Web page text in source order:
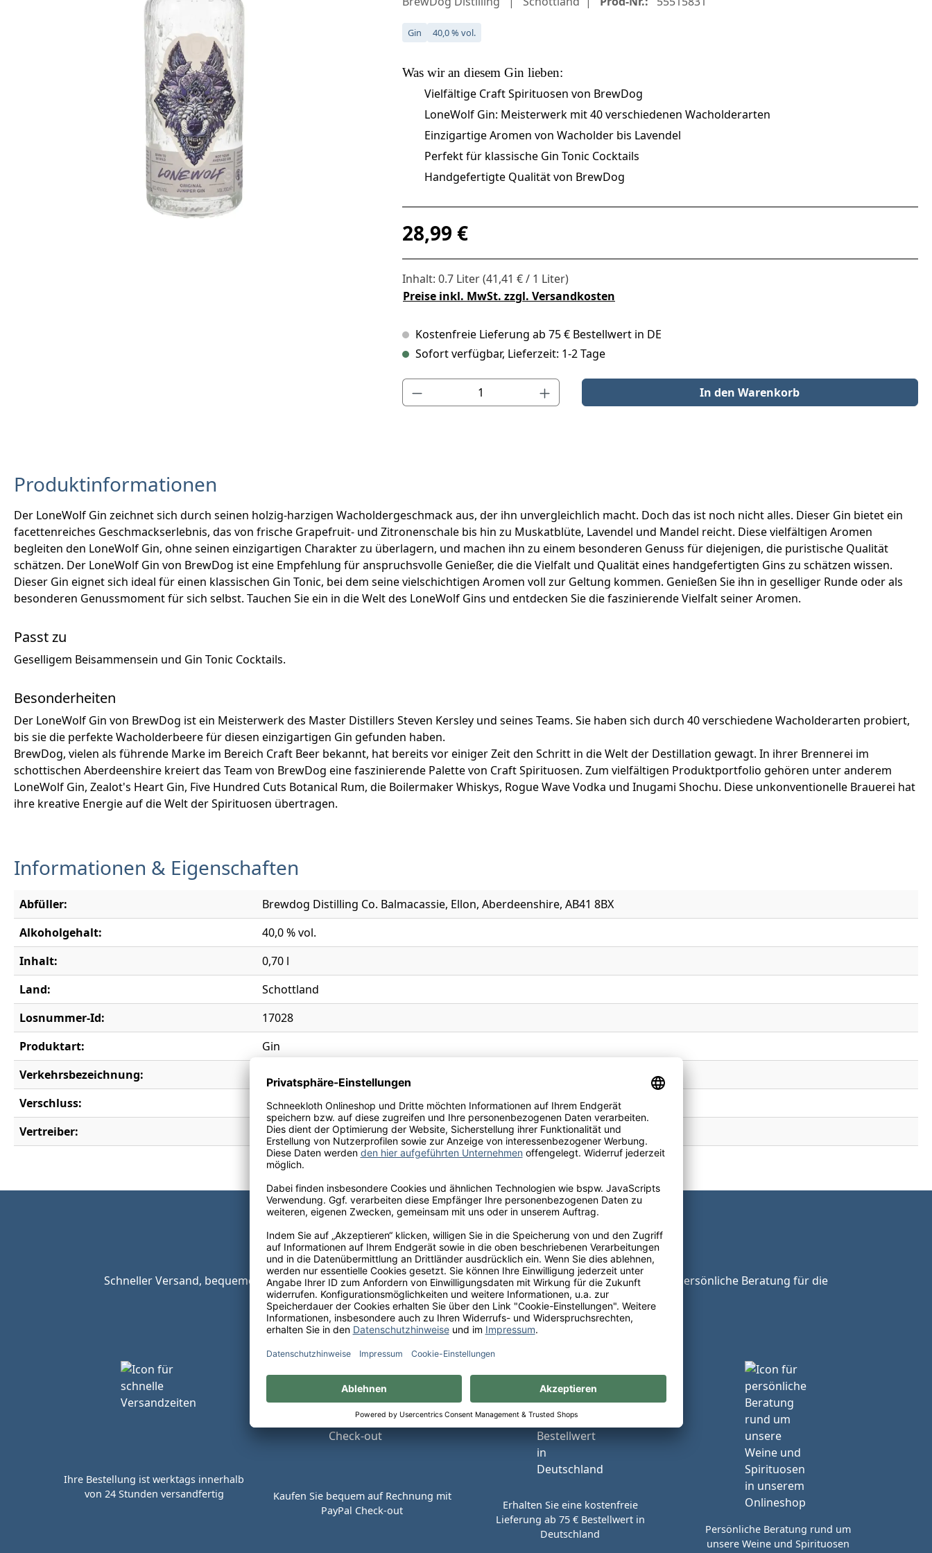
Gin 40,0 % vol.
Was wir an diesem Gin lieben:
Vielfältige Craft Spirituosen von BrewDog
LoneWolf Gin: Meisterwerk mit 40 verschiedenen Wacholderarten
Einzigartige Aromen von Wacholder bis Lavendel
Perfekt für klassische Gin Tonic Cocktails
Handgefertigte Qualität von BrewDog
Regulärer Preis:
28,99 €
Inhalt: 0.7 Liter(41,41 € / 1 Liter)
Preise inkl. MwSt. zzgl. Versandkosten
Kostenfreie Lieferung ab 75 € Bestellwert in DE
Sofort verfügbar, Lieferzeit: 1-2 Tage
Produkt Anzahl: Gib den gewünschten Wert ein oder benutze die Schaltflächen um die Anzahl zu erhöhen oder zu
In den Warenkorb
Produktinformationen
Der LoneWolf Gin zeichnet sich durch seinen holzig-harzigen Wacholdergeschmack aus, der ihn unvergleichlich macht. Doch das ist noch nicht alles. Dieser Gin bietet ein
facettenreiches Geschmackserlebnis, das von frische Grapefruit- und Zitronenschale bis hin zu Muskatblüte, Lavendel und Mandel reicht. Diese vielfältigen Aromen
begleiten den LoneWolf Gin, ohne seinen einzigartigen Charakter zu überlagern, und machen ihn zu einem besonderen Genuss für diejenigen, die puristische Qualität
schätzen. Der LoneWolf Gin von BrewDog ist eine Empfehlung für anspruchsvolle Genießer, die die Vielfalt und Qualität eines handgefertigten Gins zu schätzen wissen.
Dieser Gin eignet sich ideal für einen klassischen Gin Tonic, bei dem seine vielschichtigen Aromen voll zur Geltung kommen. Genießen Sie ihn in geselliger Runde oder als
besonderen Genussmoment für sich selbst. Tauchen Sie ein in die Welt des LoneWolf Gins und entdecken Sie die faszinierende Vielfalt seiner Aromen.
Passt zu
Geselligem Beisammensein und Gin Tonic Cocktails.
Besonderheiten
Der LoneWolf Gin von BrewDog ist ein Meisterwerk des Master Distillers Steven Kersley und seines Teams. Sie haben sich durch 40 verschiedene Wacholderarten probiert,
bis sie die perfekte Wacholderbeere für diesen einzigartigen Gin gefunden haben.
BrewDog, vielen als führende Marke im Bereich Craft Beer bekannt, hat bereits vor einiger Zeit den Schritt in die Welt der Destillation gewagt. In ihrer Brennerei im
schottischen Aberdeenshire kreiert das Team von BrewDog eine faszinierende Palette von Craft Spirituosen. Zum vielfältigen Produktportfolio gehören unter anderem
LoneWolf Gin, Zealot's Heart Gin, Five Hundred Cuts Botanical Rum, die Boilermaker Whiskys, Rogue Wave Vodka und Inugami Shochu. Diese unkonventionelle Brauerei hat
ihre kreative Energie auf die Welt der Spirituosen übertragen.
Informationen & Eigenschaften
Abfüller:
Brewdog Distilling Co. Balmacassie, Ellon, Aberdeenshire, AB41 8BX
Alkoholgehalt:
40,0 % vol.
Inhalt:
0,70 l
Land:
Schottland
Losnummer-Id:
17028
Produktart:
Gin
Verkehrsbezeichnung:
Born to be wild, Brewdog Lone Wolf Original Juniper Gin, Not your average gin
Verschluss:
Korken
Vertreiber:
FBO in the EU: Brewdog GmbH, Im Marienpark 23, 12107 Berlin
Ihre Schneekloth-Vorteile
Schneller Versand, bequeme Zahlungsoptionen, kostenfreie Lieferung innerhalb Deutschlands sowie unsere persönliche Beratung für die
perfekte Weinauswahl.
Ihre Bestellung ist werktags innerhalb
von 24 Stunden versandfertig
Kaufen Sie bequem auf Rechnung mit
PayPal Check-out
Erhalten Sie eine kostenfreie
Lieferung ab 75 € Bestellwert in
Deutschland
Persönliche Beratung rund um
unsere Weine und Spirituosen